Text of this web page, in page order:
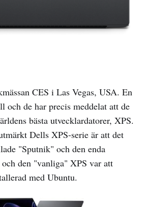
CES i Las Vegas, USA. En
och de har precis meddelat att de
bästa utvecklardatorer, XPS.
Dells XPS-serie är att det
"Sputnik" och den enda
den "vanliga" XPS var att
med Ubuntu.